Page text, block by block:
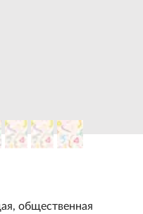
общественная